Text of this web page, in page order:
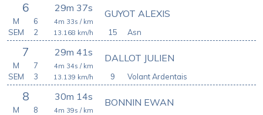
6 29m 37s
15
GUYOT ALEXIS
4m 33s / km
13.168 km/h
M
6
SEM
2 Asn
7 29m 41s
9
DALLOT JULIEN
4m 34s / km
13.139 km/h
M
7
SEM
3 Volant Ardentais
8 30m 14s BONNIN EWAN
4m 39s / km
M
8